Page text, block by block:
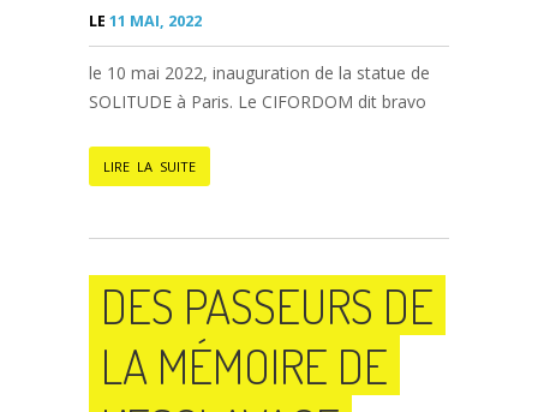
LE 11 MAI, 2022
le 10 mai 2022, inauguration de la statue de
SOLITUDE à Paris. Le CIFORDOM dit bravo
LIRE LA SUITE
DES PASSEURS DE
LA MÉMOIRE DE